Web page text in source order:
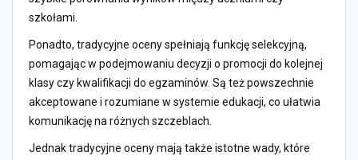
szkołami.
Ponadto, tradycyjne oceny spełniają funkcję selekcyjną,
pomagając w podejmowaniu decyzji o promocji do kolejnej
klasy czy kwalifikacji do egzaminów. Są też powszechnie
akceptowane i rozumiane w systemie edukacji, co ułatwia
komunikację na różnych szczeblach.
Jednak tradycyjne oceny mają także istotne wady, które